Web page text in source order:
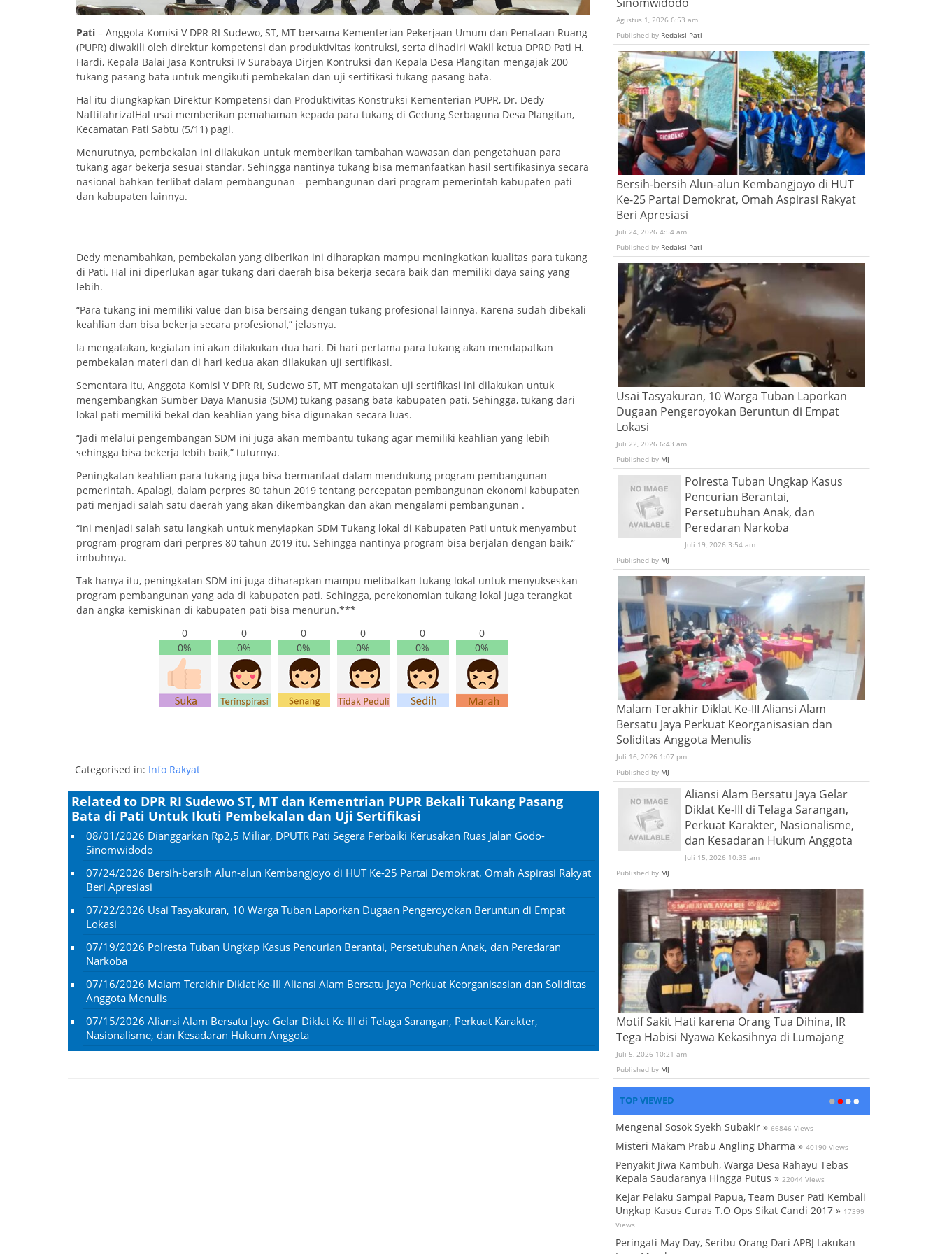
Pati – Anggota Komisi V DPR RI Sudewo, ST, MT bersama Kementerian Pekerjaan Umum dan Penataan Ruang
(PUPR) diwakili oleh direktur kompetensi dan produktivitas kontruksi, serta dihadiri Wakil ketua DPRD Pati H.
Hardi, Kepala Balai Jasa Kontruksi IV Surabaya Dirjen Kontruksi dan Kepala Desa Plangitan mengajak 200
tukang pasang bata untuk mengikuti pembekalan dan uji sertifikasi tukang pasang bata.
Hal itu diungkapkan Direktur Kompetensi dan Produktivitas Konstruksi Kementerian PUPR, Dr. Dedy
NaftifahrizalHal usai memberikan pemahaman kepada para tukang di Gedung Serbaguna Desa Plangitan,
Kecamatan Pati Sabtu (5/11) pagi.
Menurutnya, pembekalan ini dilakukan untuk memberikan tambahan wawasan dan pengetahuan para
tukang agar bekerja sesuai standar. Sehingga nantinya tukang bisa memanfaatkan hasil sertifikasinya secara
nasional bahkan terlibat dalam pembangunan – pembangunan dari program pemerintah kabupaten pati
dan kabupaten lainnya.
Dedy menambahkan, pembekalan yang diberikan ini diharapkan mampu meningkatkan kualitas para tukang
di Pati. Hal ini diperlukan agar tukang dari daerah bisa bekerja secara baik dan memiliki daya saing yang
lebih.
“Para tukang ini memiliki value dan bisa bersaing dengan tukang profesional lainnya. Karena sudah dibekali
keahlian dan bisa bekerja secara profesional,” jelasnya.
Ia mengatakan, kegiatan ini akan dilakukan dua hari. Di hari pertama para tukang akan mendapatkan
pembekalan materi dan di hari kedua akan dilakukan uji sertifikasi.
Sementara itu, Anggota Komisi V DPR RI, Sudewo ST, MT mengatakan uji sertifikasi ini dilakukan untuk
mengembangkan Sumber Daya Manusia (SDM) tukang pasang bata kabupaten pati. Sehingga, tukang dari
lokal pati memiliki bekal dan keahlian yang bisa digunakan secara luas.
“Jadi melalui pengembangan SDM ini juga akan membantu tukang agar memiliki keahlian yang lebih
sehingga bisa bekerja lebih baik,” tuturnya.
Peningkatan keahlian para tukang juga bisa bermanfaat dalam mendukung program pembangunan
pemerintah. Apalagi, dalam perpres 80 tahun 2019 tentang percepatan pembangunan ekonomi kabupaten
pati menjadi salah satu daerah yang akan dikembangkan dan akan mengalami pembangunan .
“Ini menjadi salah satu langkah untuk menyiapkan SDM Tukang lokal di Kabupaten Pati untuk menyambut
program-program dari perpres 80 tahun 2019 itu. Sehingga nantinya program bisa berjalan dengan baik,”
imbuhnya.
Tak hanya itu, peningkatan SDM ini juga diharapkan mampu melibatkan tukang lokal untuk menyukseskan
program pembangunan yang ada di kabupaten pati. Sehingga, perekonomian tukang lokal juga terangkat
dan angka kemiskinan di kabupaten pati bisa menurun.***
0
0%
0
0%
0
0%
0
0%
0
0%
0
0%
Categorised in: Info Rakyat
Related to DPR RI Sudewo ST, MT dan Kementrian PUPR Bekali Tukang Pasang
Bata di Pati Untuk Ikuti Pembekalan dan Uji Sertifikasi
08/01/2026 Dianggarkan Rp2,5 Miliar, DPUTR Pati Segera Perbaiki Kerusakan Ruas Jalan Godo-
Sinomwidodo
07/24/2026 Bersih-bersih Alun-alun Kembangjoyo di HUT Ke-25 Partai Demokrat, Omah Aspirasi Rakyat
Beri Apresiasi
07/22/2026 Usai Tasyakuran, 10 Warga Tuban Laporkan Dugaan Pengeroyokan Beruntun di Empat
Lokasi
07/19/2026 Polresta Tuban Ungkap Kasus Pencurian Berantai, Persetubuhan Anak, dan Peredaran
Narkoba
07/16/2026 Malam Terakhir Diklat Ke-III Aliansi Alam Bersatu Jaya Perkuat Keorganisasian dan Soliditas
Anggota Menulis
07/15/2026 Aliansi Alam Bersatu Jaya Gelar Diklat Ke-III di Telaga Sarangan, Perkuat Karakter,
Nasionalisme, dan Kesadaran Hukum Anggota
Agustus 1, 2026 6:53 am
Published by Redaksi Pati
Bersih-bersih Alun-alun Kembangjoyo di HUT
Ke-25 Partai Demokrat, Omah Aspirasi Rakyat
Beri Apresiasi
Juli 24, 2026 4:54 am
Published by Redaksi Pati
Usai Tasyakuran, 10 Warga Tuban Laporkan
Dugaan Pengeroyokan Beruntun di Empat
Lokasi
Juli 22, 2026 6:43 am
Published by MJ
Polresta Tuban Ungkap Kasus
Pencurian Berantai,
Persetubuhan Anak, dan
Peredaran Narkoba
Juli 19, 2026 3:54 am
Published by MJ
Malam Terakhir Diklat Ke-III Aliansi Alam
Bersatu Jaya Perkuat Keorganisasian dan
Soliditas Anggota Menulis
Juli 16, 2026 1:07 pm
Published by MJ
Aliansi Alam Bersatu Jaya Gelar
Diklat Ke-III di Telaga Sarangan,
Perkuat Karakter, Nasionalisme,
dan Kesadaran Hukum Anggota
Juli 15, 2026 10:33 am
Published by MJ
Motif Sakit Hati karena Orang Tua Dihina, IR
Tega Habisi Nyawa Kekasihnya di Lumajang
Juli 5, 2026 10:21 am
Published by MJ
TOP VIEWED
Mengenal Sosok Syekh Subakir » 66846 Views
Misteri Makam Prabu Angling Dharma » 40190 Views
Penyakit Jiwa Kambuh, Warga Desa Rahayu Tebas
Kepala Saudaranya Hingga Putus » 22044 Views
Kejar Pelaku Sampai Papua, Team Buser Pati Kembali
Ungkap Kasus Curas T.O Ops Sikat Candi 2017 » 17399
Views
Peringati May Day, Seribu Orang Dari APBJ Lakukan